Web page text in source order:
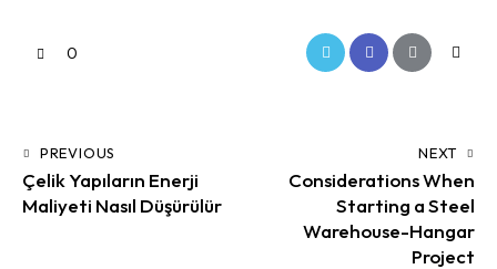
0
PREVIOUS
Çelik Yapıların Enerji
Maliyeti Nasıl Düşürülür
NEXT
Considerations When
Starting a Steel
Warehouse-Hangar
Project